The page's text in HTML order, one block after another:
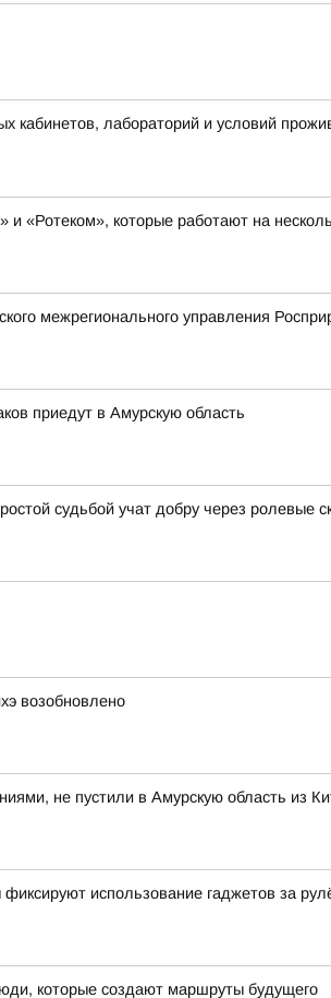
кабинетов, лабораторий и условий
«Ротеком», которые работают на
межрегионального управления
приедут в Амурскую область
судьбой учат добру через ролевые
возобновлено
не пустили в Амурскую область из
использование гаджетов за
которые создают маршруты будущего